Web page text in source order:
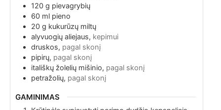
120 g pievagrybių
60 ml pieno
20 g kukurūzų miltų
alyvuogių aliejaus, kepimui
druskos, pagal skonį
pipirų, pagal skonį
itališkų žolelių mišinio, pagal skonį
petražolių, pagal skonį
GAMINIMAS